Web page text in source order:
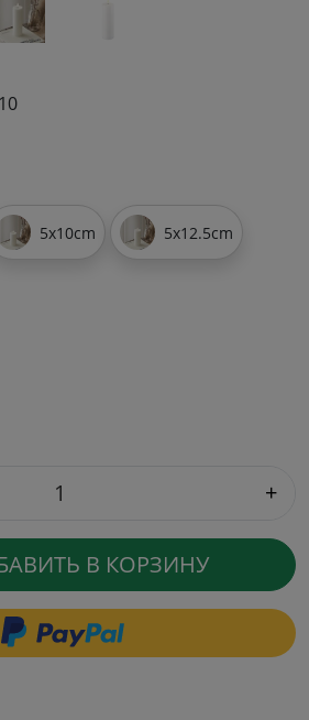
5x10cm 5x12.5cm
+
В КОРЗИНУ